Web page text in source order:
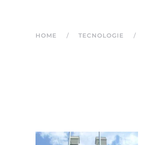
HOME TECNOLOGIE